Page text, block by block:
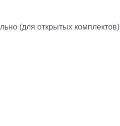
(для открытых комплектов)